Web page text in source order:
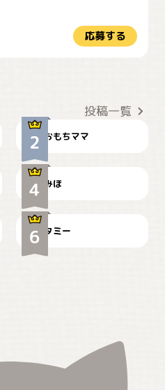
応募する
投稿一覧
おもちママ
見てるぞぉ
みほ
ドーベルマンのお友達邸に
て
タミー